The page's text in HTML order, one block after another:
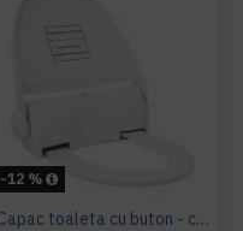
-12 %
Capac toaleta cu buton - cu folie 135 utilizari Sanito